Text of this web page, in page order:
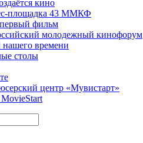
кино
площадка 43 ММКФ
фильм
молодежный кинофорум
нашего времени
столы
центр «Мувистарт»